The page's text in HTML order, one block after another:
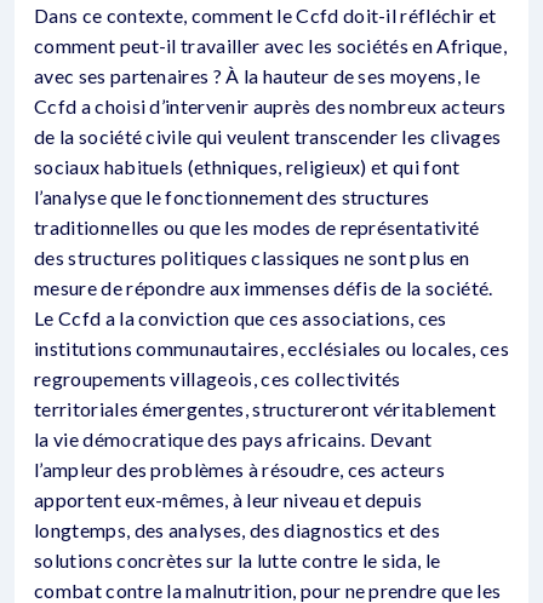
Dans ce contexte, comment le Ccfd doit-il réfléchir et
comment peut-il travailler avec les sociétés en Afrique,
avec ses partenaires ? À la hauteur de ses moyens, le
Ccfd a choisi d’intervenir auprès des nombreux acteurs
de la société civile qui veulent transcender les clivages
sociaux habituels (ethniques, religieux) et qui font
l’analyse que le fonctionnement des structures
traditionnelles ou que les modes de représentativité
des structures politiques classiques ne sont plus en
mesure de répondre aux immenses défis de la société.
Le Ccfd a la conviction que ces associations, ces
institutions communautaires, ecclésiales ou locales, ces
regroupements villageois, ces collectivités
territoriales émergentes, structureront véritablement
la vie démocratique des pays africains. Devant
l’ampleur des problèmes à résoudre, ces acteurs
apportent eux-mêmes, à leur niveau et depuis
longtemps, des analyses, des diagnostics et des
solutions concrètes sur la lutte contre le sida, le
combat contre la malnutrition, pour ne prendre que les